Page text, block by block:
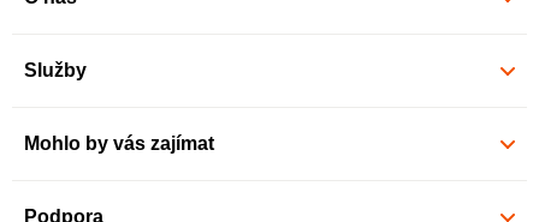
Služby
Mohlo by vás zajímat
Podpora